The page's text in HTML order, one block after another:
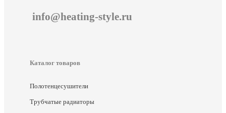
info@heating-style.ru
Каталог товаров
Полотенцесушители
Трубчатые радиаторы